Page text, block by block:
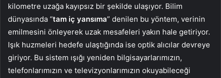
kilometre uzağa kayıpsız bir şekilde ulaşıyor. Bilim
dünyasında “tam iç yansıma” denilen bu yöntem, verinin
emilmesini önleyerek uzak mesafeleri yakın hale getiriyor.
Işık huzmeleri hedefe ulaştığında ise optik alıcılar devreye
giriyor. Bu sistem ışığı yeniden bilgisayarlarımızın,
telefonlarımızın ve televizyonlarımızın okuyabileceği